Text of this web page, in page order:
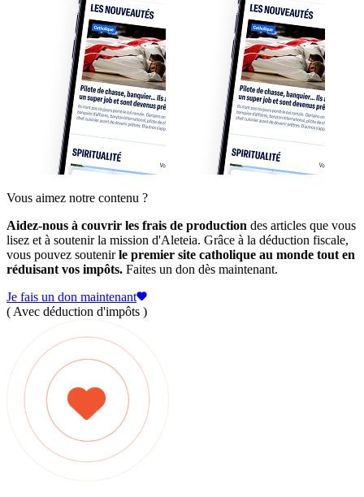
Vous aimez notre contenu ?
Aidez-nous à couvrir les frais de production des articles que vous
lisez et à soutenir la mission d'Aleteia. Grâce à la déduction fiscale,
vous pouvez soutenirle premier site catholique au monde tout en
réduisant vos impôts. Faites un don dès maintenant.
Je fais un don maintenant
( Avec déduction d'impôts )